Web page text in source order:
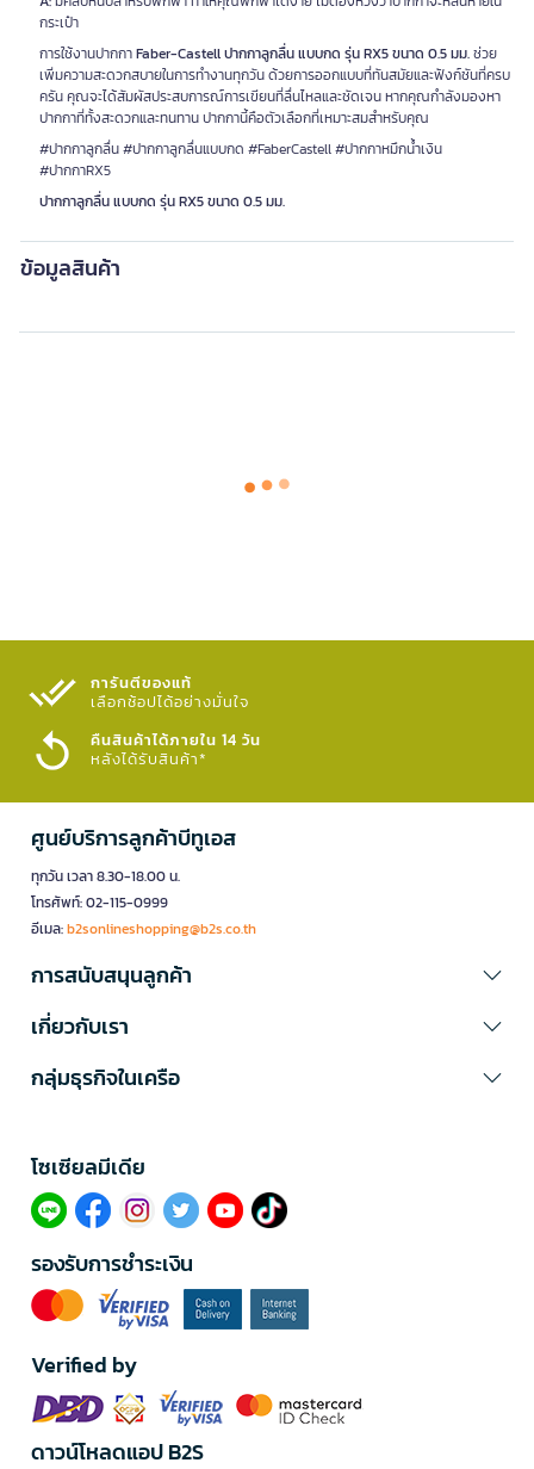
กระเป๋า
การใช้งานปากกาFaber-Castell ปากกาลูกลื่น แบบกด รุ่น RX5 ขนาด 0.5 มม.ช่วย
เพิ่มความสะดวกสบายในการทำงานทุกวัน ด้วยการออกแบบที่ทันสมัยและฟังก์ชันที่ครบ
ครัน คุณจะได้สัมผัสประสบการณ์การเขียนที่ลื่นไหลและชัดเจน หากคุณกำลังมองหา
ปากกาที่ทั้งสะดวกและทนทาน ปากกานี้คือตัวเลือกที่เหมาะสมสำหรับคุณ
#ปากกาลูกลื่น #ปากกาลูกลื่นแบบกด #FaberCastell #ปากกาหมึกน้ำเงิน
#ปากกาRX5
ปากกาลูกลื่น แบบกด รุ่น RX5 ขนาด 0.5 มม.
ข้อมูลสินค้า
การันตีของแท้
เลือกช้อปได้อย่างมั่นใจ​
คืนสินค้าได้ภายใน 14 วัน
หลังได้รับสินค้า*
ศูนย์บริการลูกค้าบีทูเอส
ทุกวัน เวลา 8.30-18.00 น.
โทรศัพท์: 02-115-0999
อีเมล:b2sonlineshopping@b2s.co.th
การสนับสนุนลูกค้า
เกี่ยวกับเรา
กลุ่มธุรกิจในเครือ
โซเซียลมีเดีย​
รองรับการชำระเงิน
Verified by
ดาวน์โหลดแอป B2S